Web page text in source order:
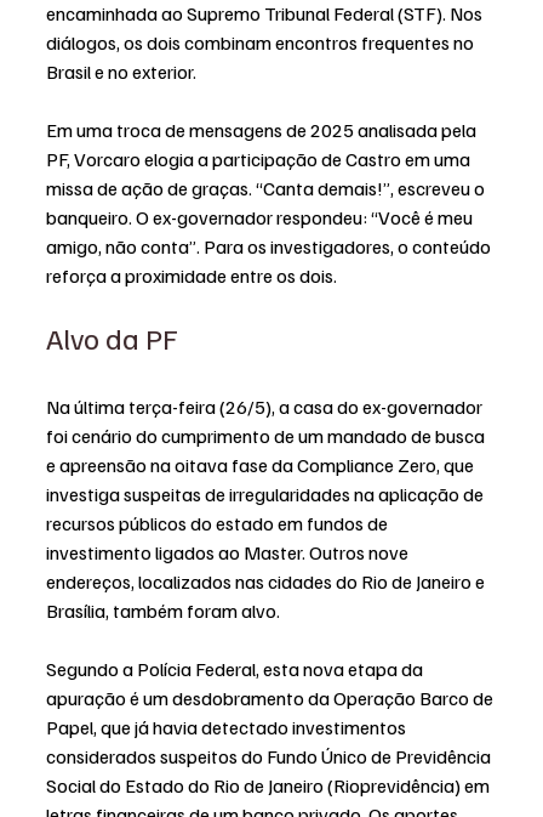
encaminhada ao Supremo Tribunal Federal (STF). Nos
diálogos, os dois combinam encontros frequentes no
Brasil e no exterior.
Em uma troca de mensagens de 2025 analisada pela
PF, Vorcaro elogia a participação de Castro em uma
missa de ação de graças. “Canta demais!”, escreveu o
banqueiro. O ex-governador respondeu: “Você é meu
amigo, não conta”. Para os investigadores, o conteúdo
reforça a proximidade entre os dois.
Alvo da PF
Na última terça-feira (26/5), a casa do ex-governador
foi cenário do cumprimento de um mandado de busca
e apreensão na oitava fase da Compliance Zero, que
investiga suspeitas de irregularidades na aplicação de
recursos públicos do estado em fundos de
investimento ligados ao Master. Outros nove
endereços, localizados nas cidades do Rio de Janeiro e
Brasília, também foram alvo.
Segundo a Polícia Federal, esta nova etapa da
apuração é um desdobramento da Operação Barco de
Papel, que já havia detectado investimentos
considerados suspeitos do Fundo Único de Previdência
Social do Estado do Rio de Janeiro (Rioprevidência) em